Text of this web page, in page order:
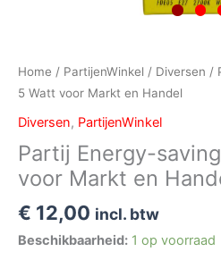
Home / PartijenWinkel / Diversen /
5 Watt voor Markt en Handel
Diversen, PartijenWinkel
Partij Energy-
voor Markt en
€ 12,00 incl. btw
Beschikbaarheid: 1 op voorraad